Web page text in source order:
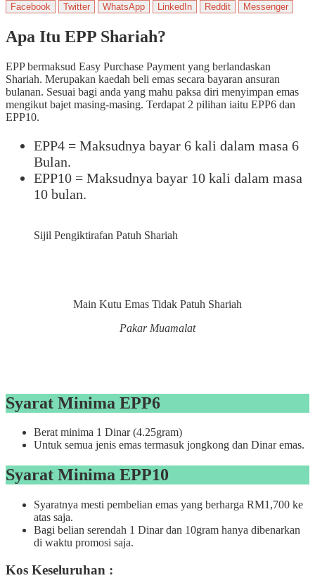
Facebook Twitter WhatsApp LinkedIn Reddit Messenger
Apa Itu EPP Shariah?
EPP bermaksud Easy Purchase Payment yang berlandaskan
Shariah. Merupakan kaedah beli emas secara bayaran ansuran
bulanan. Sesuai bagi anda yang mahu paksa diri menyimpan emas
mengikut bajet masing-masing. Terdapat 2 pilihan iaitu EPP6 dan
EPP10.
EPP4 = Maksudnya bayar 6 kali dalam masa 6
Bulan.
EPP10 = Maksudnya bayar 10 kali dalam masa
10 bulan.
Sijil Pengiktirafan Patuh Shariah
Main Kutu Emas Tidak Patuh Shariah
Pakar Muamalat
Syarat Minima EPP6
Berat minima 1 Dinar (4.25gram)
Untuk semua jenis emas termasuk jongkong dan Dinar emas.
Syarat Minima EPP10
Syaratnya mesti pembelian emas yang berharga RM1,700 ke
atas saja.
Bagi belian serendah 1 Dinar dan 10gram hanya dibenarkan
di waktu promosi saja.
Kos Keseluruhan :